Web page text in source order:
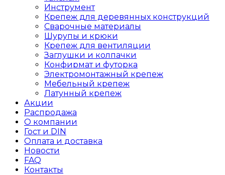
Инструмент
Крепеж для деревянных конструкций
Сварочные материалы
Шурупы и крюки
Крепеж для вентиляции
Заглушки и колпачки
Конфирмат и футорка
Электромонтажный крепеж
Мебельный крепеж
Латунный крепеж
Акции
Распродажа
О компании
Гост и DIN
Оплата и доставка
Новости
FAQ
Контакты